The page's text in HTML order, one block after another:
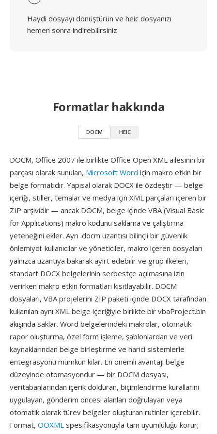
Haydi dosyayı dönüştürün ve heic dosyanızı
hemen sonra indirebilirsiniz
Formatlar hakkında
DOCM HEIC
DOCM, Office 2007 ile birlikte Office Open XML ailesinin bir
parçası olarak sunulan, Microsoft Word için makro etkin bir
belge formatıdır. Yapısal olarak DOCX ile özdeştir — belge
içeriği, stiller, temalar ve medya için XML parçaları içeren bir
ZIP arşividir — ancak DOCM, belge içinde VBA (Visual Basic
for Applications) makro kodunu saklama ve çalıştırma
yeteneğini ekler. Ayrı .docm uzantısı bilinçli bir güvenlik
önlemiydi: kullanıcılar ve yöneticiler, makro içeren dosyaları
yalnızca uzantıya bakarak ayırt edebilir ve grup ilkeleri,
standart DOCX belgelerinin serbestçe açılmasına izin
verirken makro etkin formatları kısıtlayabilir. DOCM
dosyaları, VBA projelerini ZIP paketi içinde DOCX tarafından
kullanılan aynı XML belge içeriğiyle birlikte bir vbaProject.bin
akışında saklar. Word belgelerindeki makrolar, otomatik
rapor oluşturma, özel form işleme, şablonlardan ve veri
kaynaklarından belge birleştirme ve harici sistemlerle
entegrasyonu mümkün kılar. En önemli avantajı belge
düzeyinde otomasyondur — bir DOCM dosyası,
veritabanlarından içerik dolduran, biçimlendirme kurallarını
uygulayan, gönderim öncesi alanları doğrulayan veya
otomatik olarak türev belgeler oluşturan rutinler içerebilir.
Format, OOXML spesifikasyonuyla tam uyumluluğu korur;